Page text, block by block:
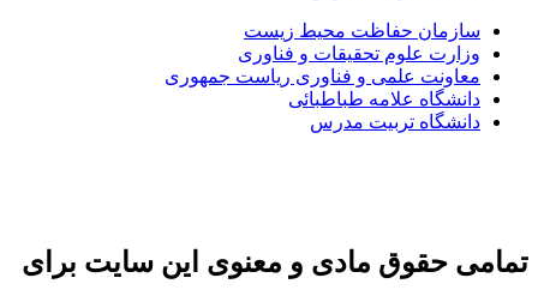
سازمان حفاظت محیط زیست
وزارت علوم تحقیقات و فناوری
معاونت علمی و فناوری ریاست جمهوری
دانشگاه علامه طباطبائی
دانشگاه تربیت مدرس
تمامی حقوق مادی و معنوی این سایت برای